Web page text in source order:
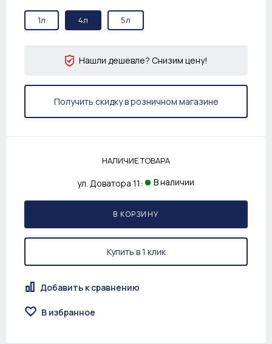
1л 4л 5л
Нашли дешевле? Снизим цену!
Получить скидку в розничном магазине
НАЛИЧИЕ ТОВАРА
ул. Доватора 11: В наличии
В КОРЗИНУ
Купить в 1 клик
Добавить к сравнению
В избранное